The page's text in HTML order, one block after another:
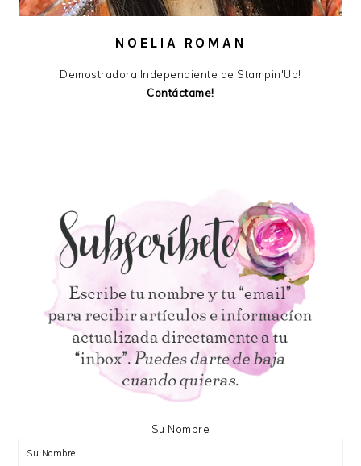
NOELIA ROMAN
Demostradora Independiente de Stampin'Up!
Contáctame!
Su Nombre